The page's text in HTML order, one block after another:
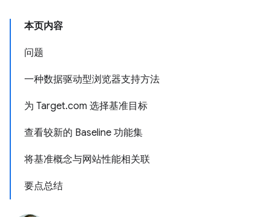
本页内容
问题
一种数据驱动型浏览器支持方法
为 Target.com 选择基准目标
查看较新的 Baseline 功能集
将基准概念与网站性能相关联
要点总结